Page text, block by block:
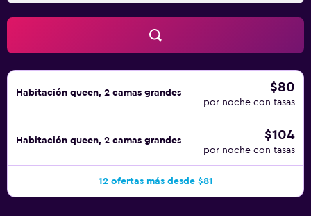
Habitación queen, 2 camas grandes $80
por noche con tasas
Habitación queen, 2 camas grandes $104
por noche con tasas
12 ofertas más desde $81